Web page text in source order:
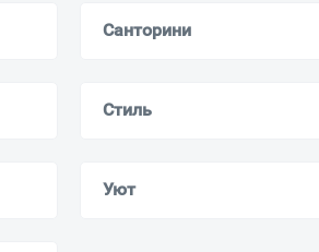
Санторини
Стиль
Уют